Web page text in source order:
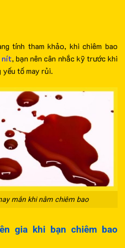
tính tham khảo, khi chiêm bao
nít, bạn nên cân nhắc kỹ trước khi
tố may rủi.
mắn khi nằm chiêm bao
gia khi bạn chiêm bao